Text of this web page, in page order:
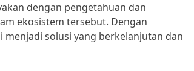
dengan pengetahuan dan
ekosistem tersebut. Dengan
solusi yang berkelanjutan dan